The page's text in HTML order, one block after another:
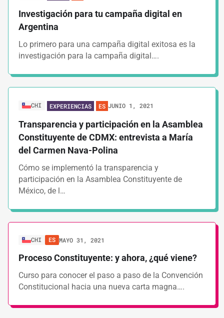
Investigación para tu campaña digital en
Argentina
Lo primero para una campaña digital exitosa es la
investigación para la campaña digital….
CHI EXPERIENCIAS ES JUNIO 1, 2021
Transparencia y participación en la Asamblea
Constituyente de CDMX: entrevista a María
del Carmen Nava-Polina
Cómo se implementó la transparencia y
participación en la Asamblea Constituyente de
México, de l…
CHI ES MAYO 31, 2021
Proceso Constituyente: y ahora, ¿qué viene?
Curso para conocer el paso a paso de la Convención
Constitucional hacia una nueva carta magna….